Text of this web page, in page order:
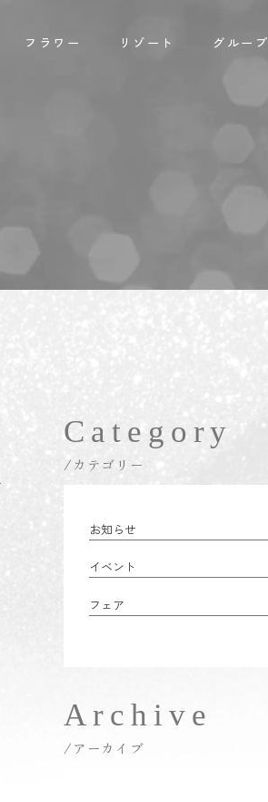
フラワー リゾート グループ
Category
/カテゴリー
お知らせ
イベント
フェア
Archive
/アーカイブ